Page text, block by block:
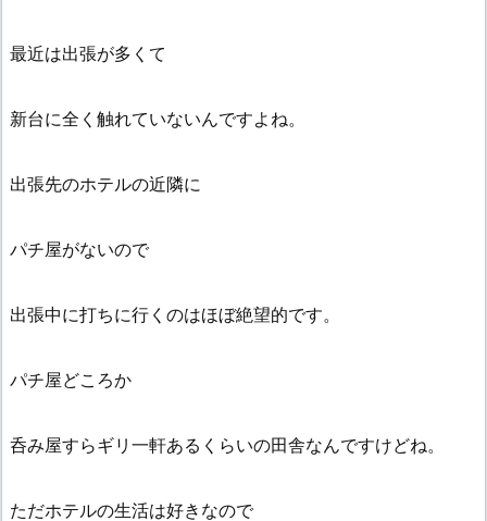
最近は出張が多くて
新台に全く触れていないんですよね。
出張先のホテルの近隣に
パチ屋がないので
出張中に打ちに行くのはほぼ絶望的です。
パチ屋どころか
呑み屋すらギリ一軒あるくらいの田舎なんですけどね。
ただホテルの生活は好きなので